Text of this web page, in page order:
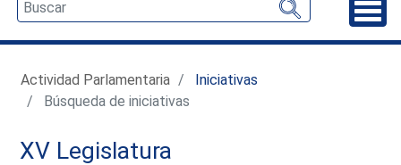
Actividad Parlamentaria
Iniciativas
Búsqueda de iniciativas
XV Legislatura